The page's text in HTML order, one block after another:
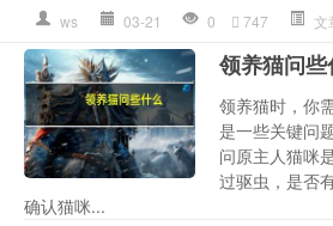
ws 03-21 0 747 文
领养猫问
领养猫时，你
是一些关键问
问原主人猫咪
过驱虫，是否
确认猫咪...